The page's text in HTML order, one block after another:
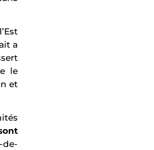
a
le
et
de-